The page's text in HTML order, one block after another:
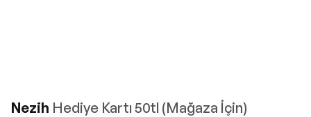
Nezih Hediye Kartı 50tl (Mağaza İçin)